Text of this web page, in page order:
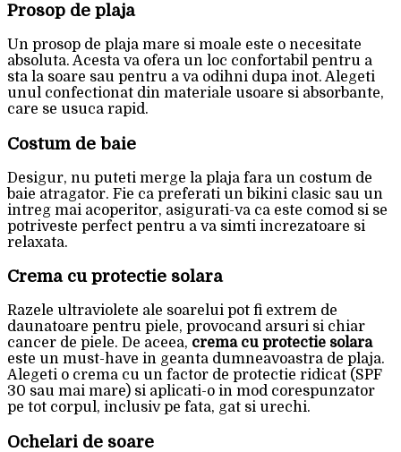
Prosop de plaja
Un prosop de plaja mare si moale este o necesitate
absoluta. Acesta va ofera un loc confortabil pentru a
sta la soare sau pentru a va odihni dupa inot. Alegeti
unul confectionat din materiale usoare si absorbante,
care se usuca rapid.
Costum de baie
Desigur, nu puteti merge la plaja fara un costum de
baie atragator. Fie ca preferati un bikini clasic sau un
intreg mai acoperitor, asigurati-va ca este comod si se
potriveste perfect pentru a va simti increzatoare si
relaxata.
Crema cu protectie solara
Razele ultraviolete ale soarelui pot fi extrem de
daunatoare pentru piele, provocand arsuri si chiar
cancer de piele. De aceea, crema cu protectie solara
este un must-have in geanta dumneavoastra de plaja.
Alegeti o crema cu un factor de protectie ridicat (SPF
30 sau mai mare) si aplicati-o in mod corespunzator
pe tot corpul, inclusiv pe fata, gat si urechi.
Ochelari de soare